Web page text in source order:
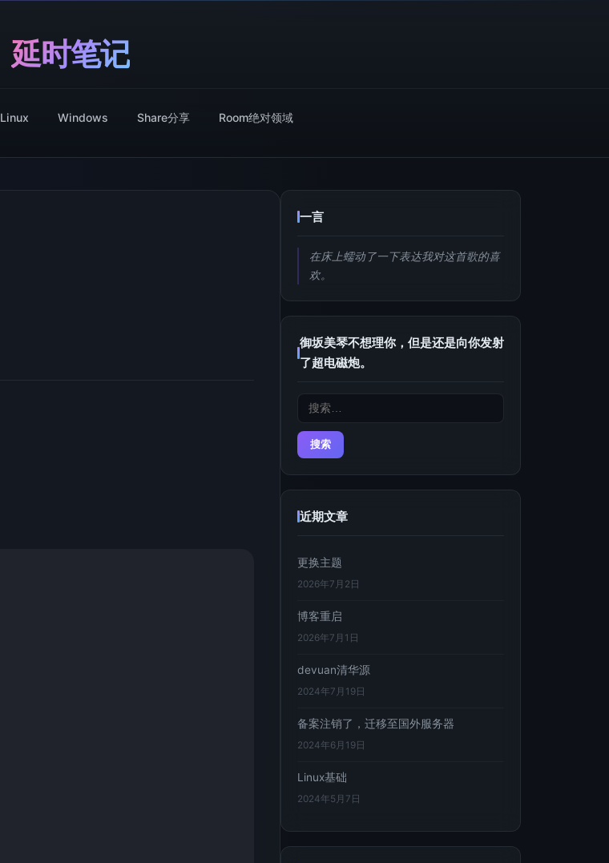
延时笔记
Linux Windows Share分享 Room绝对领域
一言
在床上蠕动了一下表达我对这首歌的喜
欢。
御坂美琴不想理你，但是还是向你发射
了超电磁炮。
搜
近期文章
更换主题
2026年7月2日
博客重启
2026年7月1日
devuan清华源
2024年7月19日
备案注销了，迁移至国外服务器
2024年6月19日
Linux基础
2024年5月7日